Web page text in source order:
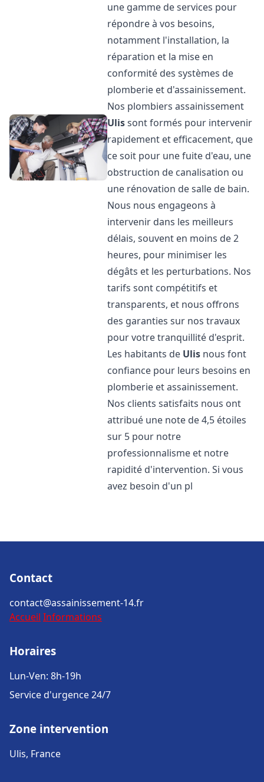
une gamme de services pour
répondre à vos besoins,
notamment l'installation, la
réparation et la mise en
conformité des systèmes de
plomberie et d'assainissement.
Nos plombiers assainissement
Ulissont formés pour intervenir
rapidement et efficacement, que
ce soit pour une fuite d'eau, une
obstruction de canalisation ou
une rénovation de salle de bain.
Nous nous engageons à
intervenir dans les meilleurs
délais, souvent en moins de 2
heures, pour minimiser les
dégâts et les perturbations. Nos
tarifs sont compétitifs et
transparents, et nous offrons
des garanties sur nos travaux
pour votre tranquillité d'esprit.
Les habitants de Ulis nous font
confiance pour leurs besoins en
plomberie et assainissement.
Nos clients satisfaits nous ont
attribué une note de 4,5 étoiles
sur 5 pour notre
professionnalisme et notre
rapidité d'intervention. Si vous
avez besoin d'un pl
Contact
contact@assainissement-14.fr
Accueil Informations
Horaires
Lun-Ven: 8h-19h
Service d'urgence 24/7
Zone intervention
Ulis, France